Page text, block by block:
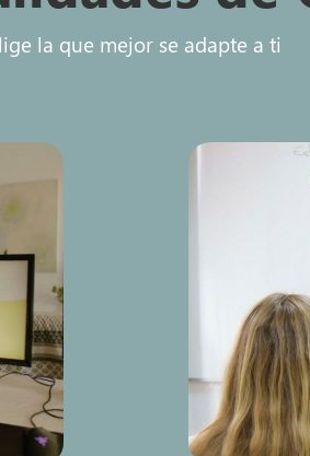
la que mejor se adapte a ti